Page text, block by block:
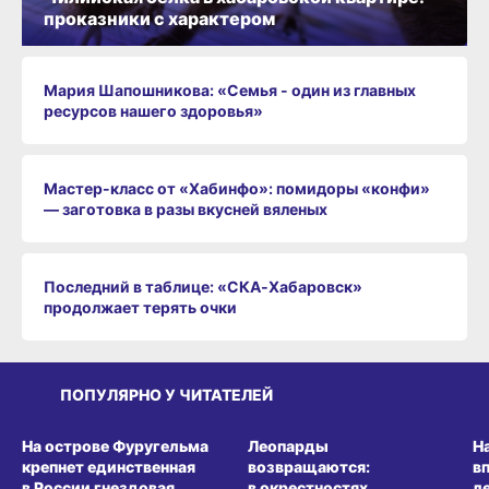
Мария Шапошникова: «Семья - один из главных
ресурсов нашего здоровья»
Мастер-класс от «Хабинфо»: помидоры «конфи»
— заготовка в разы вкусней вяленых
Последний в таблице: «СКА‑Хабаровск»
продолжает терять очки
проказники с характером
ПОПУЛЯРНО У ЧИТАТЕЛЕЙ
На острове Фуругельма
крепнет единственная
Леопарды
возвращаются: